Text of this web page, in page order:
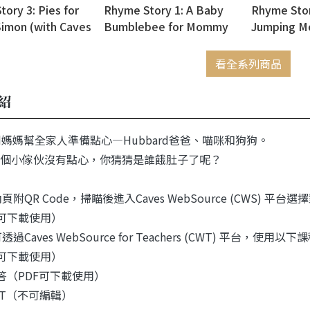
3: Pies for
(with Caves
Rhyme Story 1: A Baby
Bumblebee for Mommy
Rhyme
Jumping
看全系列商品
媽幫全家人準備點心—Hubbard爸爸、喵咪和狗狗。
小傢伙沒有點心，你猜猜是誰餓肚子了呢？
附QR Code，掃瞄後進入Caves WebSource (CWS) 平台選
載使用）
過Caves WebSource for Teachers (CWT) 平台，使用以下
載使用）
PDF可下載使用）
不可編輯）